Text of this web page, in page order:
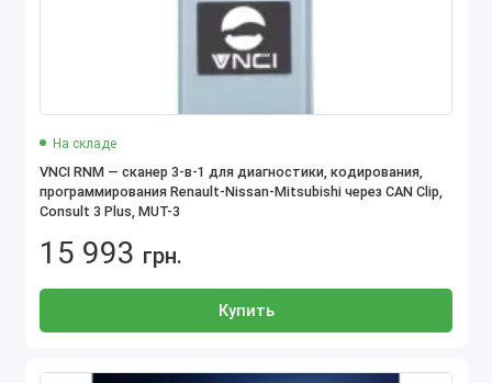
На складе
VNCI RNM — сканер 3-в-1 для диагностики, кодирования,
программирования Renault-Nissan-Mitsubishi через CAN Clip,
Consult 3 Plus, MUT-3
15 993 грн.
Купить